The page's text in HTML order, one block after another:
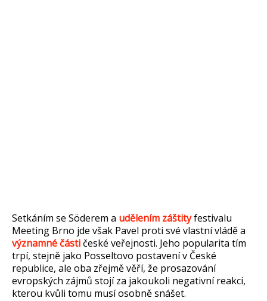
Setkáním se Söderem a udělením záštityfestivalu
Meeting Brno jde však Pavel proti své vlastní vládě a
významné části české veřejnosti. Jeho popularita tím
trpí, stejně jako Posseltovo postavení v České
republice, ale oba zřejmě věří, že prosazování
evropských zájmů stojí za jakoukoli negativní reakci,
kterou kvůli tomu musí osobně snášet.